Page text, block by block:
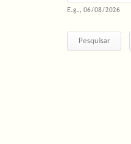
E.g., 06/08/2026